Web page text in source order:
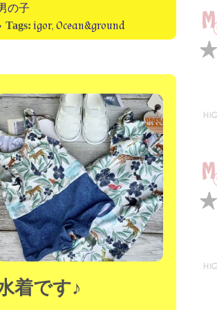
の子
Tags: igor,Ocean&ground
着です♪